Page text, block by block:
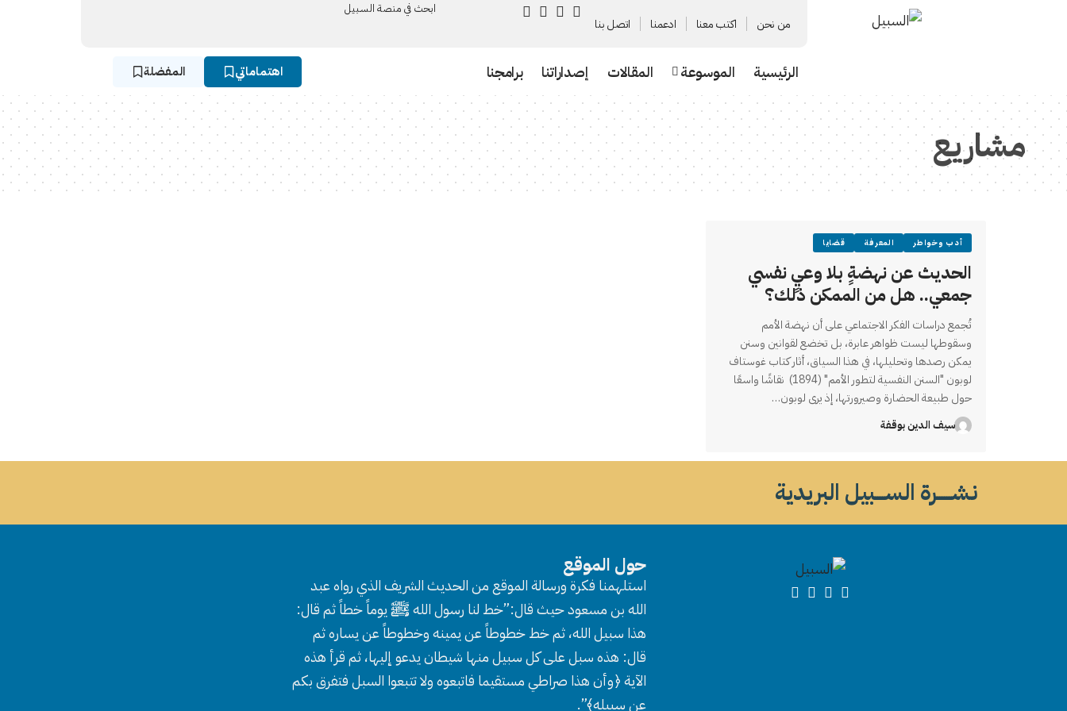
من نحن اكتب معنا ادعمنا اتصل بنا
ابحث في منصة السـبيل
الرئيسية الموسوعة المقالات إصداراتنا برامجنا اهتماماتي المفضلة
مشاريع
أدب وخواطر المعرفة قضايا
الحديث عن نهضةٍ بلا وعيٍ نفسي
جمعي.. هل من الممكن ذلك؟
تُجمع دراسات الفكر الاجتماعي على أن نهضة الأمم
وسقوطها ليست ظواهر عابرة، بل تخضع لقوانين وسنن
يمكن رصدها وتحليلها، في هذا السياق، أثار كتاب غوستاف
لوبون "السنن النفسية لتطور الأمم" (1894) نقاشًا واسعًا
حول طبيعة الحضارة وصيرورتها، إذ يرى لوبون…
سيف الدين بوقفة
نشــــــرة الســــبيل البريدية
حول الموقع
استلهمنا فكرة ورسالة الموقع من الحديث الشريف الذي رواه عبد
الله بن مسعود حيث قال:”خط لنا رسول الله ﷺ يوماً خطاً ثم قال:
هذا سبيل الله، ثم خط خطوطاً عن يمينه وخطوطاً عن يساره ثم
قال: هذه سبل على كل سبيل منها شيطان يدعو إليها، ثم قرأ هذه
الآية ﴿وأن هذا صراطي مستقيما فاتبعوه ولا تتبعوا السبل فتفرق بكم
عن سبيله﴾”.